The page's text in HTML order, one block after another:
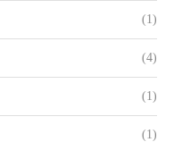
(1)
(4)
(1)
(1)